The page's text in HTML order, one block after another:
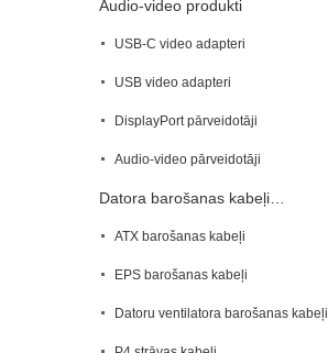
Audio-video produkti
USB-C video adapteri
USB video adapteri
DisplayPort pārveidotāji
Audio-video pārveidotāji
Datora barošanas kabeļi…
ATX barošanas kabeļi
EPS barošanas kabeļi
Datoru ventilatora barošanas kabeļi